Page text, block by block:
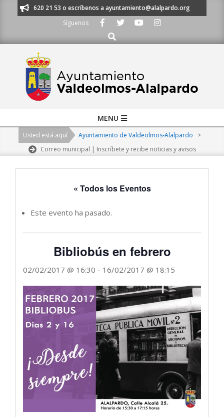
al 91 620 21 53 o escríbenos a ayuntamiento@alalpardo.org
Síguenos
Buscar
Navigation
MENU
Usted está aquí Ayuntamiento de Valdeolmos-Alalpardo
>
Correo municipal | Inscríbete y recibe noticias y avisos
« Todos los Eventos
Este evento ha pasado.
Bibliobús en febrero
02/02/2017 @ 16:30 - 16/02/2017 @ 18:15